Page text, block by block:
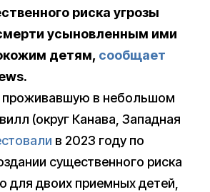
риска угрозы
усыновленным ими
детям, сообщает
проживавшую в небольшом
(округ Канава, Западная
в 2023 году по
существенного риска
для двоих приемных детей,